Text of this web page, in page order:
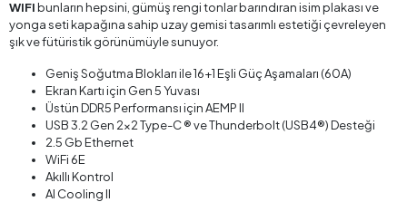
WIFIbunların hepsini, gümüş rengi tonlar barındıran isim plakası ve
yonga seti kapağına sahip uzay gemisi tasarımlı estetiği çevreleyen
şık ve fütüristik görünümüyle sunuyor.
Geniş Soğutma Blokları ile 16+1 Eşli Güç Aşamaları (60A)
Ekran Kartı için Gen 5 Yuvası
Üstün DDR5 Performansı için AEMP II
USB 3.2 Gen 2x2 Type-C ® ve Thunderbolt (USB4®) Desteği
2.5 Gb Ethernet
WiFi 6E
Akıllı Kontrol
Al Cooling II